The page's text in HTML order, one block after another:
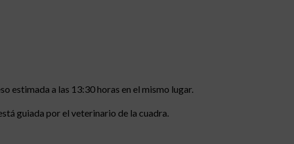
estimada a las 13:30 horas en el mismo lugar.
guiada por el veterinario de la cuadra.